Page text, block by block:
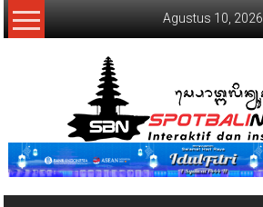
Lompat
ke
Agustus 10, 2026
SpotBaliNews